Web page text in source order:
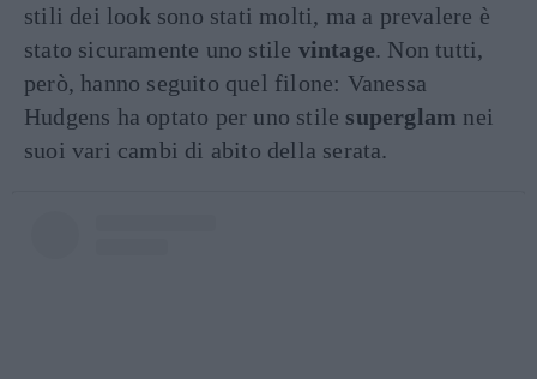
stili dei look sono stati molti, ma a prevalere è
stato sicuramente uno stile vintage. Non tutti,
però, hanno seguito quel filone: Vanessa
Hudgens ha optato per uno stile superglam nei
suoi vari cambi di abito della serata.